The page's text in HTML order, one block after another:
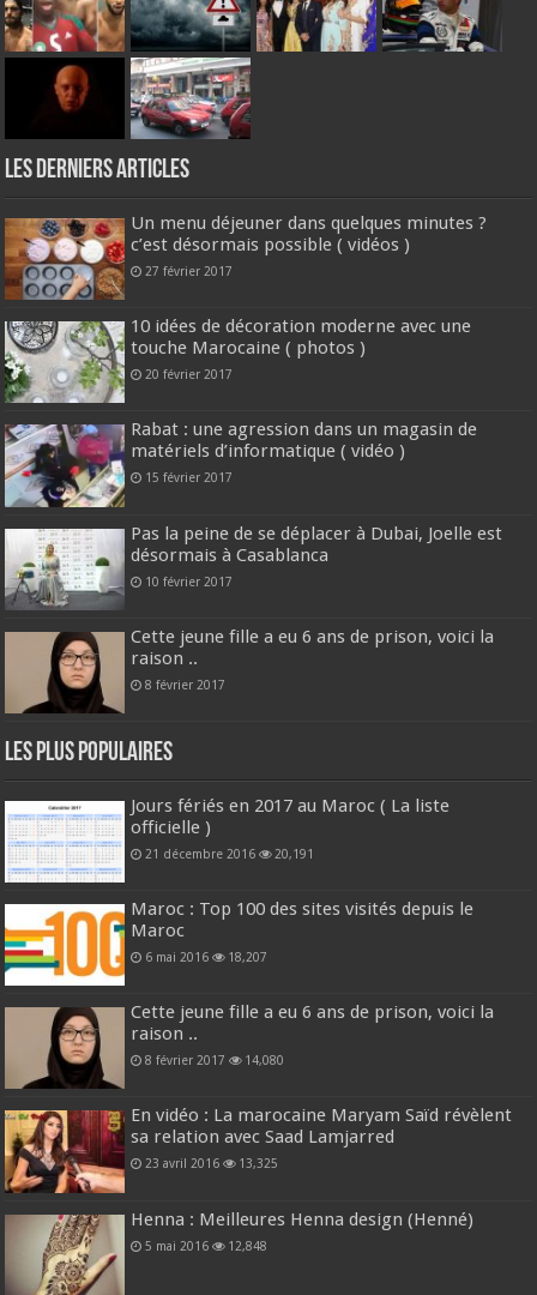
Les derniers articles
Un menu déjeuner dans quelques minutes ?
c’est désormais possible ( vidéos )
27 février 2017
10 idées de décoration moderne avec une
touche Marocaine ( photos )
20 février 2017
Rabat : une agression dans un magasin de
matériels d’informatique ( vidéo )
15 février 2017
Pas la peine de se déplacer à Dubai, Joelle est
désormais à Casablanca
10 février 2017
Cette jeune fille a eu 6 ans de prison, voici la
raison ..
8 février 2017
Les plus populaires
Jours fériés en 2017 au Maroc ( La liste
officielle )
21 décembre 2016 20,191
Maroc : Top 100 des sites visités depuis le
Maroc
6 mai 2016 18,207
Cette jeune fille a eu 6 ans de prison, voici la
raison ..
8 février 2017 14,080
En vidéo : La marocaine Maryam Saïd révèlent
sa relation avec Saad Lamjarred
23 avril 2016 13,325
Henna : Meilleures Henna design (Henné)
5 mai 2016 12,848